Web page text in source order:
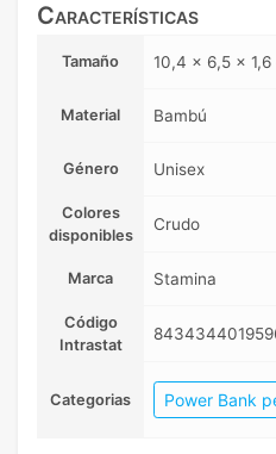
Características
Tamaño 10,4 x 6,5 x
Material Bambú
Género Unisex
Colores
disponibles
Crudo
Marca Stamina
Código
Intrastat
Categorias Power Bank